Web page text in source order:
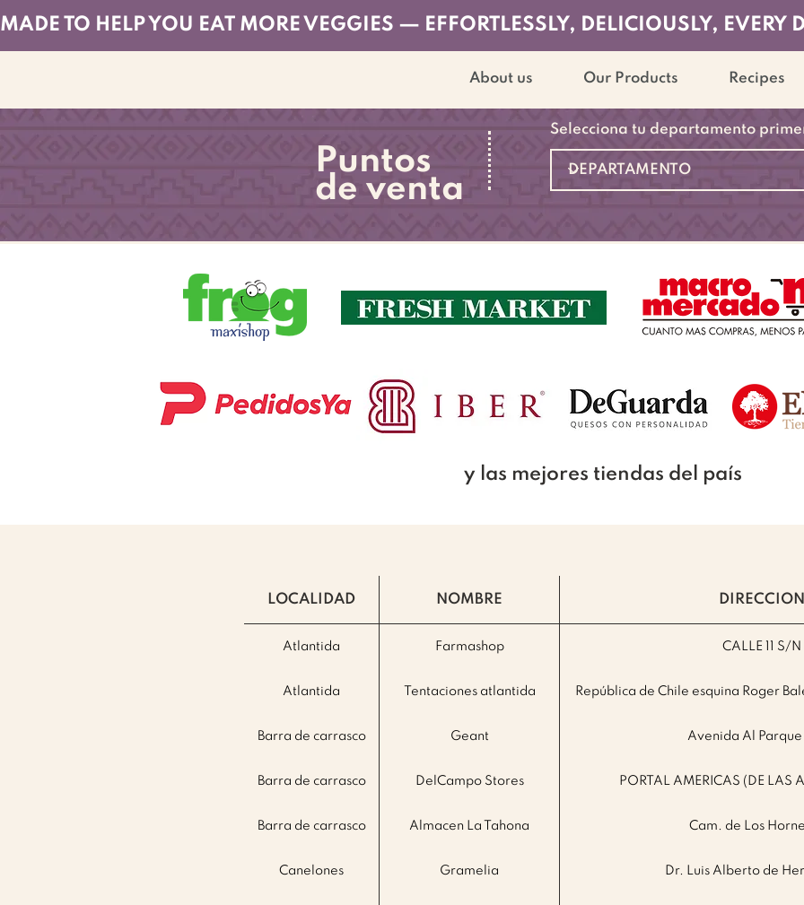
MADE TO HELP YOU EAT MORE VEGGIES — EFFORTLESSLY, DELICIOUSLY, EVERY
About us Our Products Recipes
Puntos
de venta
Selecciona tu departamento
y las mejores tiendas del país
LOCALIDAD NOMBRE DIRECCION
Atlantida Farmashop CALLE 11 S/N
Atlantida Tentaciones atlantida República de Chile esquina Roger
Barra de carrasco Geant Avenida Al
Barra de carrasco DelCampo Stores PORTAL AMERICAS (DE LAS
Barra de carrasco Almacen La Tahona Cam. de Los
Canelones Gramelia Dr. Luis Alberto de